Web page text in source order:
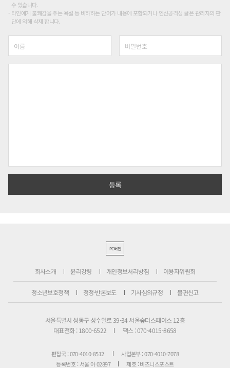
수 있습니다.
타인에게 불쾌감을 주는 욕설 등 비하하는 단어가 내용에 포함되거나 인신공격성 글은 관리자의 판
단에 의해 삭제 합니다.
PC버전
회사소개 윤리강령 개인정보처리방침 이용자위원회
청소년보호정책 정정·반론보도 기사심의규정 불편신고
서울특별시 성동구 성수일로 39-34 서울숲더스페이스 12층
대표전화 : 1800-6522
팩스 : 070-4015-8658
편집국 : 070-4010-8512
사업본부 : 070-4010-7078
등록번호 : 서울 아 02897
제호 : 비즈니스포스트